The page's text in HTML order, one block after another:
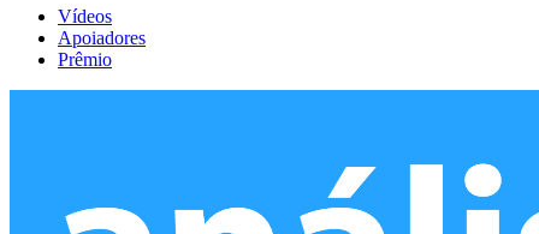
Vídeos
Apoiadores
Prêmio